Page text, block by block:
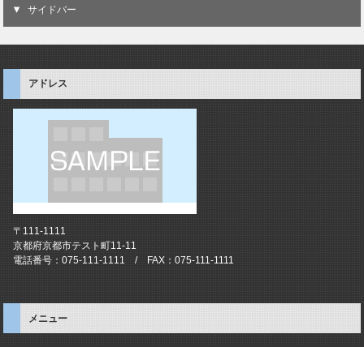
サイドバー
アドレス
〒111-1111
京都府京都市テスト町11-11
電話番号：075-111-1111 / FAX：075-111-1111
メニュー